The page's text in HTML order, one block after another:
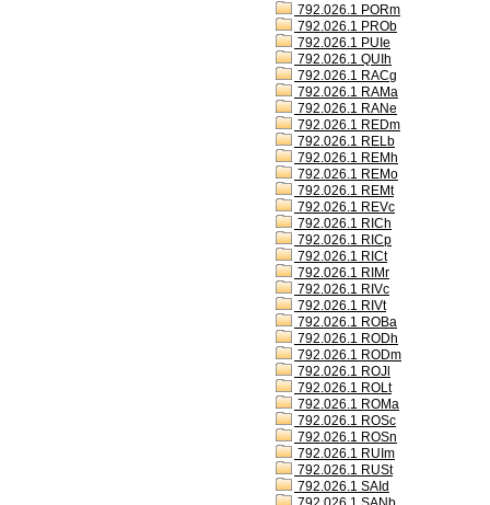
792.026.1 PORm
792.026.1 PROb
792.026.1 PUIe
792.026.1 QUIh
792.026.1 RACg
792.026.1 RAMa
792.026.1 RANe
792.026.1 REDm
792.026.1 RELb
792.026.1 REMh
792.026.1 REMo
792.026.1 REMt
792.026.1 REVc
792.026.1 RICh
792.026.1 RICp
792.026.1 RICt
792.026.1 RIMr
792.026.1 RIVc
792.026.1 RIVt
792.026.1 ROBa
792.026.1 RODh
792.026.1 RODm
792.026.1 ROJl
792.026.1 ROLt
792.026.1 ROMa
792.026.1 ROSc
792.026.1 ROSn
792.026.1 RUIm
792.026.1 RUSt
792.026.1 SAId